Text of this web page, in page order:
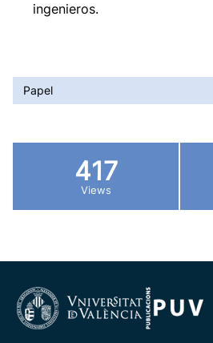
ingenieros.
Papel
417
Views